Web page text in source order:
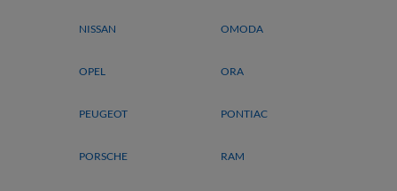
NISSAN OMODA
OPEL ORA
PEUGEOT PONTIAC
PORSCHE RAM